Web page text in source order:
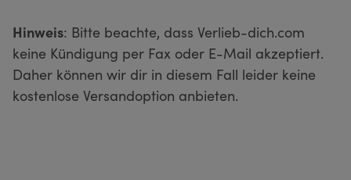
Hinweis: Bitte beachte, dass Verlieb-dich.com
keine Kündigung per Fax oder E-Mail akzeptiert.
Daher können wir dir in diesem Fall leider keine
kostenlose Versandoption anbieten.